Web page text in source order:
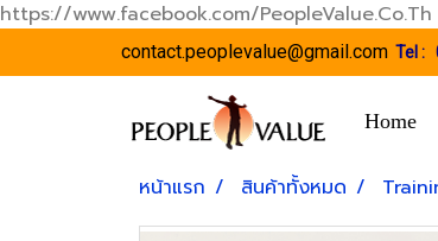
https://www.facebook.com/PeopleValue.Co.Th
contact.peoplevalue@gmail.com Tel :
Home
หน้าแรก สินค้าทั้งหมด